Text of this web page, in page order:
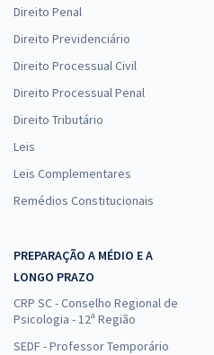
Direito Penal
Direito Previdenciário
Direito Processual Civil
Direito Processual Penal
Direito Tributário
Leis
Leis Complementares
Remédios Constitucionais
PREPARAÇÃO A MÉDIO E A
LONGO PRAZO
CRP SC - Conselho Regional de
Psicologia - 12ª Região
SEDF - Professor Temporário